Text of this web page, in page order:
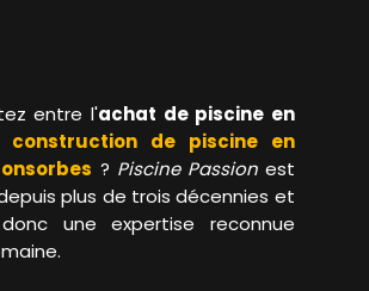
entre l'achat de piscine en
construction de piscine en
? Piscine Passionest
plus de trois décennies et
une expertise reconnue